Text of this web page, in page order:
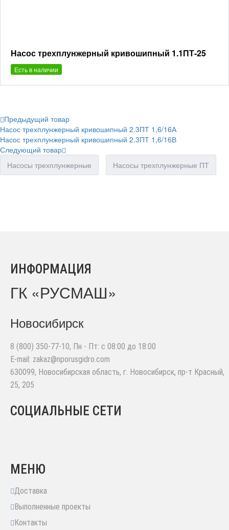
Насос трехплунжерный кривошипный 1.1ПТ-25
Есть в наличии
Предыдущий товар
Насос трехплунжерный кривошипный 2.3ПТ 1,6/16А
Насос трехплунжерный кривошипный 2.3ПТ 1,6/16В
Следующий товар
Насосы трехплунжерные
Насосы трехплунжерные ПТ
ИНФОРМАЦИЯ
ГК «РУСМАШ»
Новосибирск
8 (800) 350-77-10, Пн - Пт: с 08:00 до 18:00
E-mail: zakaz@nporusgidro.com
630099, Новосибирская область, г. Новосибирск, пр-т Красный,
25, 205
СОЦИАЛЬНЫЕ СЕТИ
МЕНЮ
Доставка
Выполненные проекты
Контакты